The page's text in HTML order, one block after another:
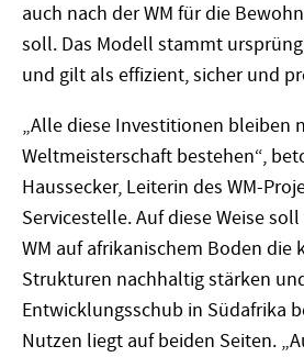
auch nach der WM für die
soll. Das Modell stammt
und gilt als effizient, sicher und
„Alle diese Investitionen bleiben
Weltmeisterschaft bestehen“,
Haussecker, Leiterin des WM-
Servicestelle. Auf diese Weise
WM auf afrikanischem Boden die
Strukturen nachhaltig stärken
Entwicklungsschub in Südafrika
Nutzen liegt auf beiden Seiten.